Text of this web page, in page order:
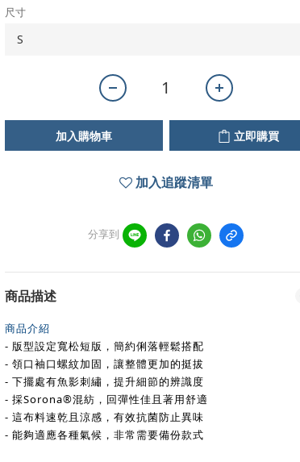
尺寸
加入購物車 立即購買
加入追蹤清單
分享到
商品描述
商品介紹
- 版型設定寬松短版，簡約俐落輕鬆搭配
- 領口袖口螺紋加固，讓整體更加的挺拔
- 下擺處有魚影刺繡，提升細節的辨識度
- 採Sorona®混紡 ，回彈性佳且著用舒適
- 這布料速乾且涼感 ，有效抗菌防止異味
- 能夠適應各種氣候，非常需要備份款式